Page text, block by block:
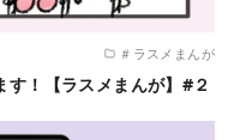
＃ラスメまんが
！【ラスメまんが】#２